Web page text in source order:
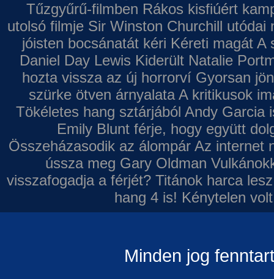
Tűzgyűrű-filmben Rákos kisfiúért
utolsó filmje Sir Winston Churchill utódai
jóisten bocsánatát kéri Kéreti magát A
Daniel Day Lewis Kiderült Natalie
hozta vissza az új horrorví Gyorsan
szürke ötven árnyalata A kritikusok
Tökéletes hang sztárjából Andy Garcia
Emily Blunt férje, hogy együtt
Összeházasodik az álompár Az internet
ússza meg Gary Oldman
visszafogadja a férjét? Titánok harca
hang 4 is! Kénytelen
Minden jog